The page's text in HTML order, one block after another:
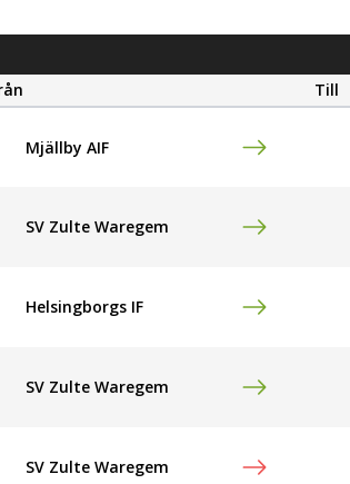
Till
Mjällby AIF
SV Zulte Waregem
Helsingborgs IF
SV Zulte Waregem
SV Zulte Waregem